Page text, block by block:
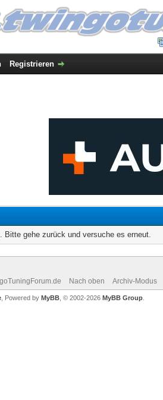
Registrieren
Bitte gehe zurück und versuche es erneut.
Nach oben Archiv-Modus
, Powered by MyBB , © 2002-2026 MyBB Group